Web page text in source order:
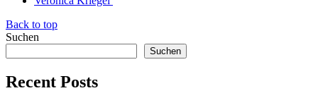
Back to top
Suchen
Suchen
Recent Posts